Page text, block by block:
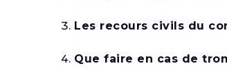
Les recours civils du
Que faire en cas de